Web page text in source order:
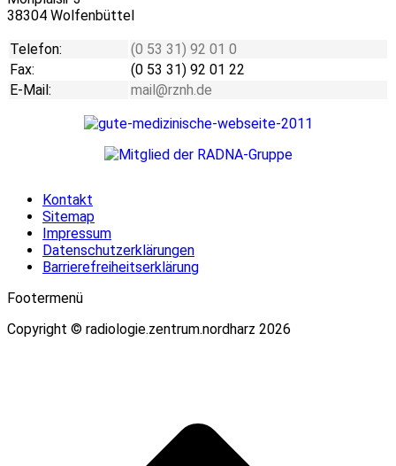
38304 Wolfenbüttel
Telefon:
(0 53 31) 92 01 0
Fax:
(0 53 31) 92 01 22
E-Mail:
mail@rznh.de
Kontakt
Sitemap
Impressum
Datenschutzerklärungen
Barrierefreiheitserklärung
Footermenü
Copyright © radiologie.zentrum.nordharz 2026